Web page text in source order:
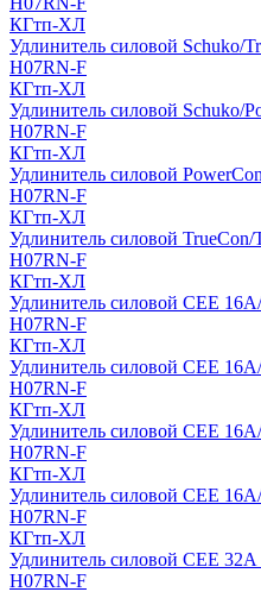
КГтп-ХЛ
Удлинитель силовой Schuko/
H07RN-F
КГтп-ХЛ
Удлинитель силовой Schuko/
H07RN-F
КГтп-ХЛ
Удлинитель силовой
H07RN-F
КГтп-ХЛ
Удлинитель силовой TrueCon/
H07RN-F
КГтп-ХЛ
Удлинитель силовой CEE
H07RN-F
КГтп-ХЛ
Удлинитель силовой CEE
H07RN-F
КГтп-ХЛ
Удлинитель силовой CEE
H07RN-F
КГтп-ХЛ
Удлинитель силовой CEE
H07RN-F
КГтп-ХЛ
Удлинитель силовой CEE 32А
H07RN-F